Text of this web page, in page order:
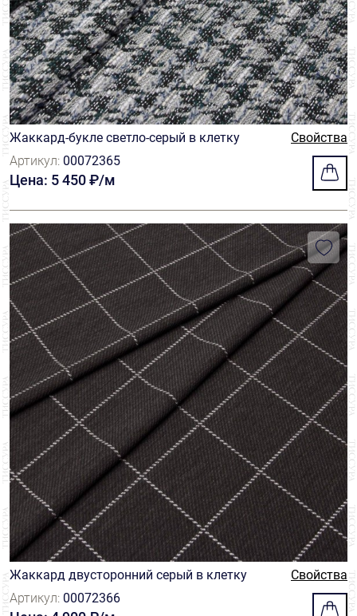
Жаккард-букле светло-серый в клетку
Свойства
Артикул: 00072365
Цена: 5 450 ₽/м
Жаккард двусторонний серый в клетку
Свойства
Артикул: 00072366